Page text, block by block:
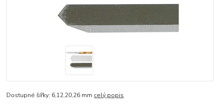
Dostupné šířky: 6,12,20,26 mm celý popis